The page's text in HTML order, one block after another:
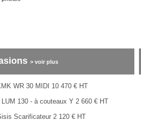
> voir plus
WR 30 MIDI 10 470 € HT
LUM 130 - à couteaux Y 2 660 € HT
Scarificateur 2 120 € HT